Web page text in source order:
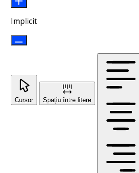
Implicit
Cursor Spațiu între litere